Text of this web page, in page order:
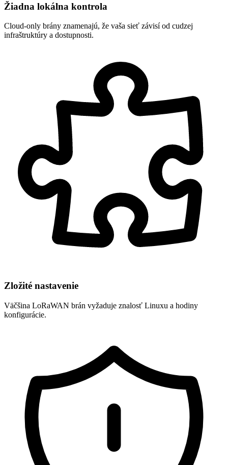
Žiadna lokálna kontrola
Cloud-only brány znamenajú, že vaša sieť závisí od cudzej
infraštruktúry a dostupnosti.
Zložité nastavenie
Väčšina LoRaWAN brán vyžaduje znalosť Linuxu a hodiny
konfigurácie.